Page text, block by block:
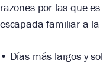
razones por las que
escapada familiar a la
• Días más largos y